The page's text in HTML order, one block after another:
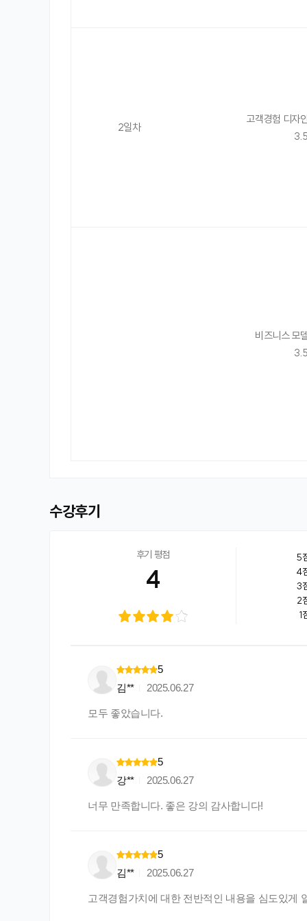
2일차
고객경험 디자
비즈니스 모
수강후기
후기 평점
4
5
4
3
2
1
5
김**
2025.06.27
모두 좋았습니다.
5
강**
2025.06.27
너무 만족합니다. 좋은 강의 감사합니다!
5
김**
2025.06.27
고객경험가치에 대한 전반적인 내용을 심도있게